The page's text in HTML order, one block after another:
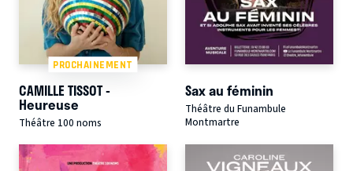
PROCHAINEMENT
CAMILLE TISSOT -
Heureuse
Théâtre 100 noms
Sax au féminin
Théâtre du Funambule
Montmartre